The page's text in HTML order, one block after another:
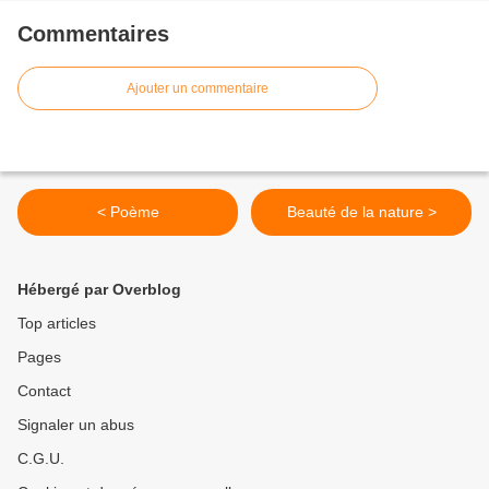
Commentaires
Ajouter un commentaire
< Poème Beauté de la nature >
Hébergé par Overblog
Top articles
Pages
Contact
Signaler un abus
C.G.U.